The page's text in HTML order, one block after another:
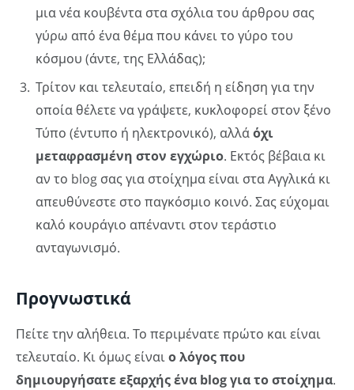
μια νέα κουβέντα στα σχόλια του άρθρου σας
γύρω από ένα θέμα που κάνει το γύρο του
κόσμου (άντε, της Ελλάδας);
Τρίτον και τελευταίο, επειδή η είδηση για την
οποία θέλετε να γράψετε, κυκλοφορεί στον ξένο
Τύπο (έντυπο ή ηλεκτρονικό), αλλάόχι
μεταφρασμένη στον εγχώριο. Εκτός βέβαια κι
αν το blog σας για στοίχημα είναι στα Αγγλικά κι
απευθύνεστε στο παγκόσμιο κοινό. Σας εύχομαι
καλό κουράγιο απέναντι στον τεράστιο
ανταγωνισμό.
Προγνωστικά
Πείτε την αλήθεια. Το περιμένατε πρώτο και είναι
τελευταίο. Κι όμως είναιο λόγος που
δημιουργήσατε εξαρχής ένα blog για το στοίχημα.